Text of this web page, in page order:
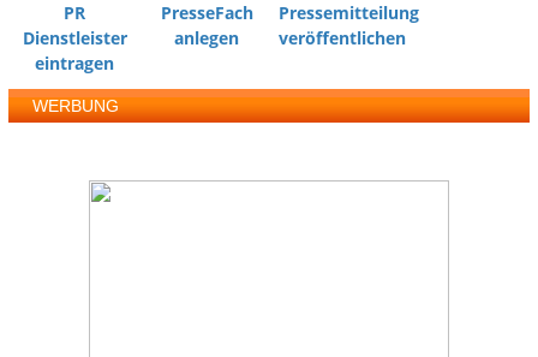
PR
Dienstleister
eintragen
PresseFach
anlegen
Pressemitteilung
veröffentlichen
WERBUNG